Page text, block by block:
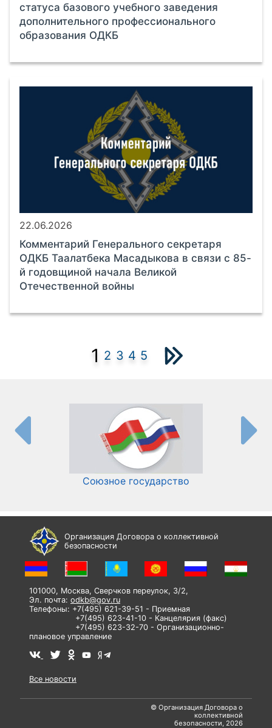
статуса базового учебного заведения
дополнительного профессионального
образования ОДКБ
22.06.2026
Комментарий Генерального секретаря
ОДКБ Таалатбека Масадыкова в связи с 85-
й годовщиной начала Великой
Отечественной войны
1 2 3 4 5
Союзное государство
Организация Договора о коллективной
безопасности
101000, Москва, Сверчков переулок, 3/2,
Эл. почта: odkb@gov.ru
Телефоны: +7(495) 621-39-51 - Приемная
+7(495) 623-41-10 - Канцелярия (факс)
+7(495) 623-32-70 - Организационно-
плановое управление
Все новости
© Организация Договора о
коллективной
безопасности, 2026